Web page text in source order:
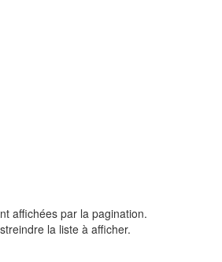
affichées par la pagination.
la liste à afficher.